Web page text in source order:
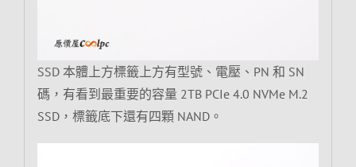
SSD 本體上方標籤上方有型號、電壓、PN 和 SN
碼，有看到最重要的容量 2TB PCIe 4.0 NVMe M.2
SSD，標籤底下還有四顆 NAND。